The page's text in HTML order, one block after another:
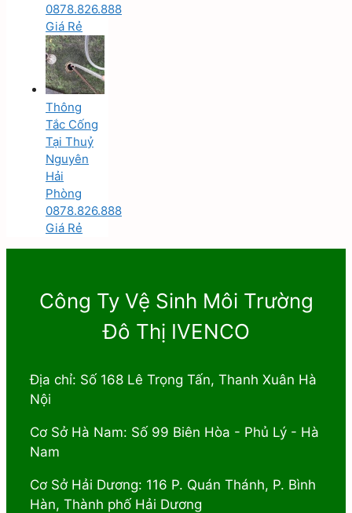
0878.826.888
Giá Rẻ
Thông
Tắc Cống
Tại Thuỷ
Nguyên
Hải
Phòng
0878.826.888
Giá Rẻ
Công Ty Vệ Sinh Môi Trường
Đô Thị IVENCO
Địa chỉ: Số 168 Lê Trọng Tấn, Thanh Xuân Hà
Nội
Cơ Sở Hà Nam: Số 99 Biên Hòa - Phủ Lý - Hà
Nam
Cơ Sở Hải Dương: 116 P. Quán Thánh, P. Bình
Hàn, Thành phố Hải Dương